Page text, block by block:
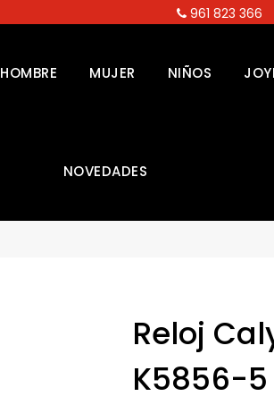
961 823 366
HOMBRE MUJER NIÑOS
NOVEDADES
Reloj
K5856-5